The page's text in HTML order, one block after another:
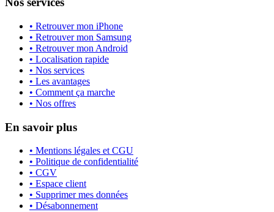
• Retrouver mon iPhone
• Retrouver mon Samsung
• Retrouver mon Android
• Localisation rapide
• Nos services
• Les avantages
• Comment ça marche
• Nos offres
En savoir plus
• Mentions légales et CGU
• Politique de confidentialité
• CGV
• Espace client
• Supprimer mes données
• Désabonnement